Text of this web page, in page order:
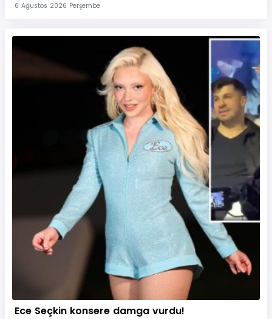
6 Ağustos 2026 Perşembe
Ece Seçkin konsere damga vurdu!